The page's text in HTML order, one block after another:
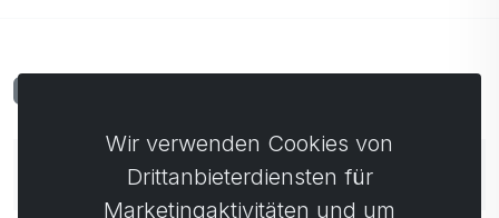
einen Kommentar abgibt.
Wir verwenden Cookies von
Drittanbieterdiensten für
Marketingaktivitäten und um